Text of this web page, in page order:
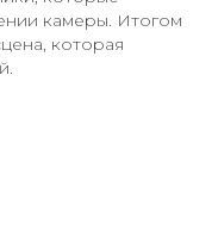
камеры. Итогом
которая